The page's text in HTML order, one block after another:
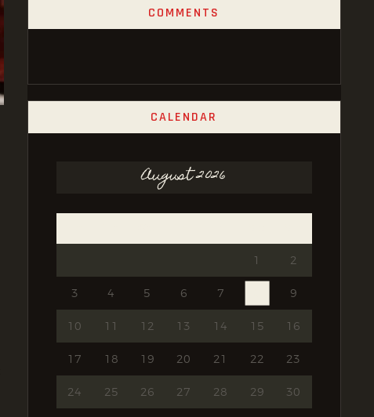
COMMENTS
CALENDAR
August 2026
1 2
3 4 5 6 7 9
10 11 12 13 14 15 16
17 18 19 20 21 22 23
24 25 26 27 28 29 30